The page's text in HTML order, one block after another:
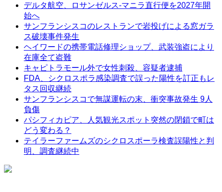
デルタ航空、ロサンゼルス-マニラ直行便を2027年開
始へ
サンフランシスコのレストランで岩投げによる窓ガラ
ス破壊事件発生
ヘイワードの携帯電話修理ショップ、武装強盗により
在庫全て盗難
キャピトラモール外で女性刺殺、容疑者逮捕
FDA、シクロスポラ感染調査で誤った陽性を訂正もレ
タス回収継続
サンフランシスコで無謀運転の末、衝突事故発生 9人
負傷
パシフィカピア、人気観光スポット突然の閉鎖で町は
どう変わる？
テイラーファームズのシクロスポーラ検査誤陽性と判
明、調査継続中